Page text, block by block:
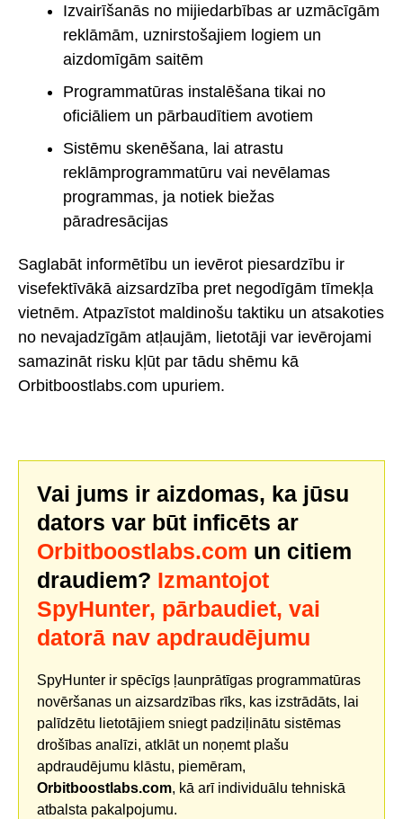
Izvairīšanās no mijiedarbības ar uzmācīgām
reklāmām, uznirstošajiem logiem un
aizdomīgām saitēm
Programmatūras instalēšana tikai no
oficiāliem un pārbaudītiem avotiem
Sistēmu skenēšana, lai atrastu
reklāmprogrammatūru vai nevēlamas
programmas, ja notiek biežas
pāradresācijas
Saglabāt informētību un ievērot piesardzību ir
visefektīvākā aizsardzība pret negodīgām tīmekļa
vietnēm. Atpazīstot maldinošu taktiku un atsakoties
no nevajadzīgām atļaujām, lietotāji var ievērojami
samazināt risku kļūt par tādu shēmu kā
Orbitboostlabs.com upuriem.
Vai jums ir aizdomas, ka jūsu
dators var būt inficēts ar
Orbitboostlabs.com un citiem
draudiem? Izmantojot
SpyHunter, pārbaudiet, vai
datorā nav apdraudējumu
SpyHunter ir spēcīgs ļaunprātīgas programmatūras
novēršanas un aizsardzības rīks, kas izstrādāts, lai
palīdzētu lietotājiem sniegt padziļinātu sistēmas
drošības analīzi, atklāt un noņemt plašu
apdraudējumu klāstu, piemēram,
Orbitboostlabs.com, kā arī individuālu tehniskā
atbalsta pakalpojumu.